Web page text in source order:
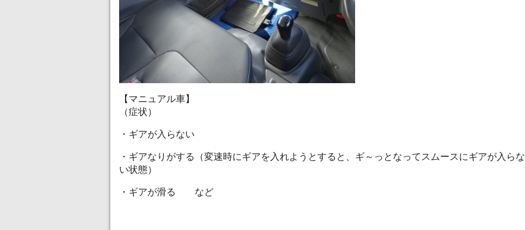
【マニュアル車】
（症状）
・ギアが入らない
・ギアなりがする（変速時にギアを入れようとすると、ギ～っとなってスムースにギアが入らな
い状態）
・ギアが滑る など